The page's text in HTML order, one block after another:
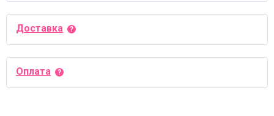
Доставка
Оплата